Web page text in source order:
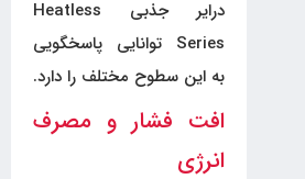
درایر جذبی Heatless
Series توانایی پاسخگویی
به این سطوح مختلف را دارد.
افت فشار و مصرف
انرژی